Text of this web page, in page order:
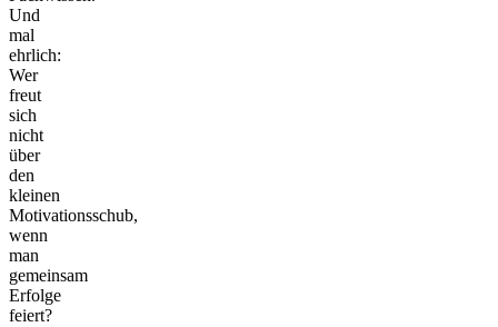
Und
mal
ehrlich:
Wer
freut
sich
nicht
über
den
kleinen
Motivationsschub,
wenn
man
gemeinsam
Erfolge
feiert?